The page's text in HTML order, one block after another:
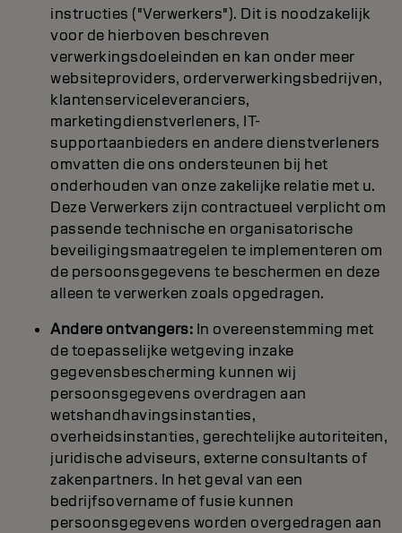
instructies ("Verwerkers"). Dit is noodzakelijk
voor de hierboven beschreven
verwerkingsdoeleinden en kan onder meer
websiteproviders, orderverwerkingsbedrijven,
klantenserviceleveranciers,
marketingdienstverleners, IT-
supportaanbieders en andere dienstverleners
omvatten die ons ondersteunen bij het
onderhouden van onze zakelijke relatie met u.
Deze Verwerkers zijn contractueel verplicht om
passende technische en organisatorische
beveiligingsmaatregelen te implementeren om
de persoonsgegevens te beschermen en deze
alleen te verwerken zoals opgedragen.
Andere ontvangers: In overeenstemming met
de toepasselijke wetgeving inzake
gegevensbescherming kunnen wij
persoonsgegevens overdragen aan
wetshandhavingsinstanties,
overheidsinstanties, gerechtelijke autoriteiten,
juridische adviseurs, externe consultants of
zakenpartners. In het geval van een
bedrijfsovername of fusie kunnen
persoonsgegevens worden overgedragen aan